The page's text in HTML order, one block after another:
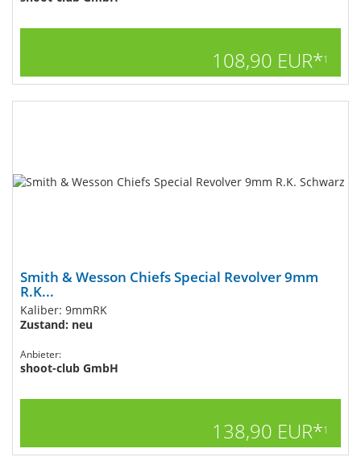
108,90 EUR*1
Smith & Wesson Chiefs Special Revolver 9mm
R.K...
Kaliber: 9mmRK
Zustand: neu
Anbieter:
shoot-club GmbH
138,90 EUR*1